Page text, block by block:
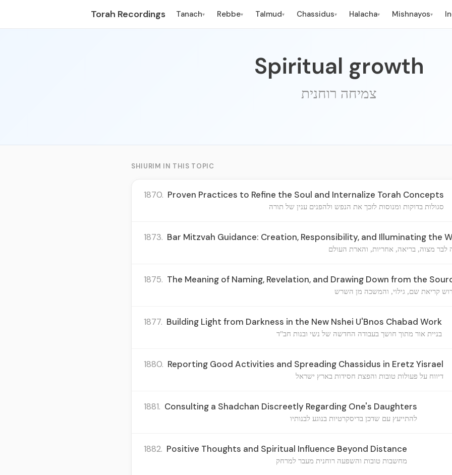
Torah Recordings Tanach▾ Rebbe▾ Talmud▾ Chassidus▾ Halacha▾ Mishnayos▾
Spiritual growth
צמיחה רוחנית
SHIURIM IN THIS TOPIC
1870. Proven Practices to Refine the Soul and Internalize Torah Concepts
סגולות בדוקות ומנוסות לזכך את הנפש ולהפנים ענין של תורה
1873. Bar Mitzvah Guidance: Creation, Responsibility, and Illuminating the
לבר מצוה, בריאה, אחריות, והארת העולם
1875. The Meaning of Naming, Revelation, and Drawing Down from the
קריאת שם, גילוי, והמשכה מן השרש
1877. Building Light from Darkness in the New Nshei U'Bnos Chabad Work
בניית אור מתוך חושך בעבודה החדשה של נשי ובנות חב"ד
1880. Reporting Good Activities and Spreading Chassidus in Eretz Yisrael
דיווח על פעולות טובות והפצת חסידות בארץ ישראל
1881. Consulting a Shadchan Discreetly Regarding One's Daughters
להתייעץ עם שדכן בדיסקרטיות בנוגע לבנותיו
1882. Positive Thoughts and Spiritual Influence Beyond Distance
מחשבות טובות והשפעה רוחנית מעבר למרחק